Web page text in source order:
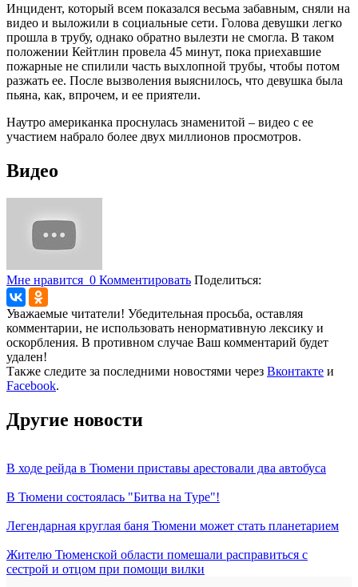
Инцидент, который всем показался весьма забавным, сняли на
видео и выложили в социальные сети. Голова девушки легко
прошла в трубу, однако обратно вылезти не смогла. В таком
положении Кейтлин провела 45 минут, пока приехавшие
пожарные не спилили часть выхлопной трубы, чтобы потом
разжать ее. После вызволения выяснилось, что девушка была
пьяна, как, впрочем, и ее приятели.
Наутро американка проснулась знаменитой – видео с ее
участием набрало более двух миллионов просмотров.
Видео
Мне нравится 0 Комментировать Поделиться:
Уважаемые читатели! Убедительная просьба, оставляя
комментарии, не использовать ненормативную лексику и
оскорбления. В противном случае Ваш комментарий будет
удален!
Также следите за последними новостями через Вконтакте и
Facebook.
Другие новости
В ходе рейда в Тюмени приставы арестовали два автобуса
В Тюмени состоялась "Битва на Туре"!
Легендарная круглая баня Тюмени может стать планетарием
Жителю Тюменской области помешали расправиться с
сестрой и отцом при помощи вилки